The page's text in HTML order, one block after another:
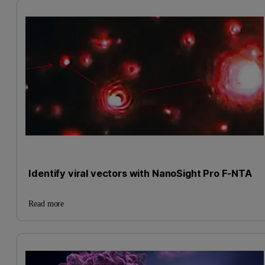
Identify viral vectors with NanoSight Pro F-NTA
Read more